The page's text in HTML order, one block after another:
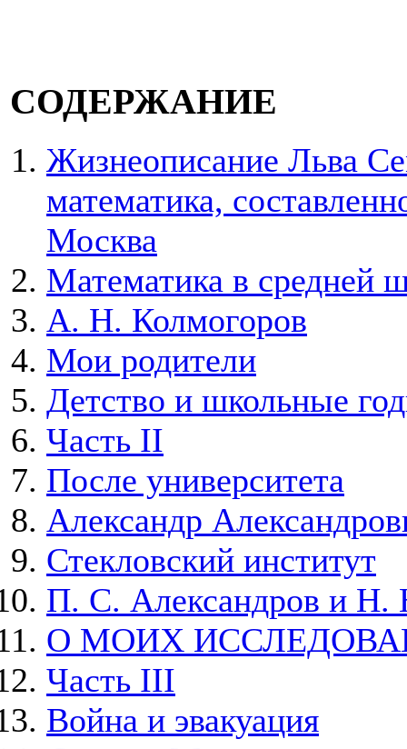
СОДЕРЖАНИЕ
Жизнеописание Льва
математика,
Москва
Математика в средней
А. Н. Колмогоров
Мои родители
Детство и школьные
Часть II
После университета
Александр
Стекловский институт
П. С. Александров и Н.
О МОИХ
Часть III
Война и эвакуация